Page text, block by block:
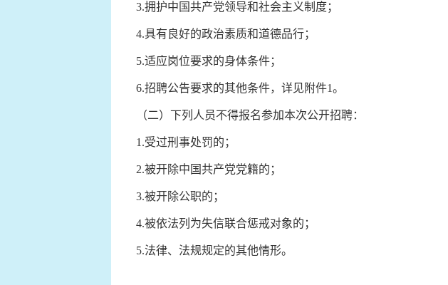
3.拥护中国共产党领导和社会主义制度；
4.具有良好的政治素质和道德品行；
5.适应岗位要求的身体条件；
6.招聘公告要求的其他条件，详见附件1。
（二）下列人员不得报名参加本次公开招聘：
1.受过刑事处罚的；
2.被开除中国共产党党籍的；
3.被开除公职的；
4.被依法列为失信联合惩戒对象的；
5.法律、法规规定的其他情形。